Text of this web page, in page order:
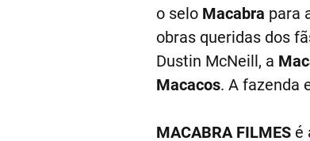
o selo Macabra para
obras queridas dos
Dustin McNeill, a
Macacos. A fazenda
MACABRA FILMESé